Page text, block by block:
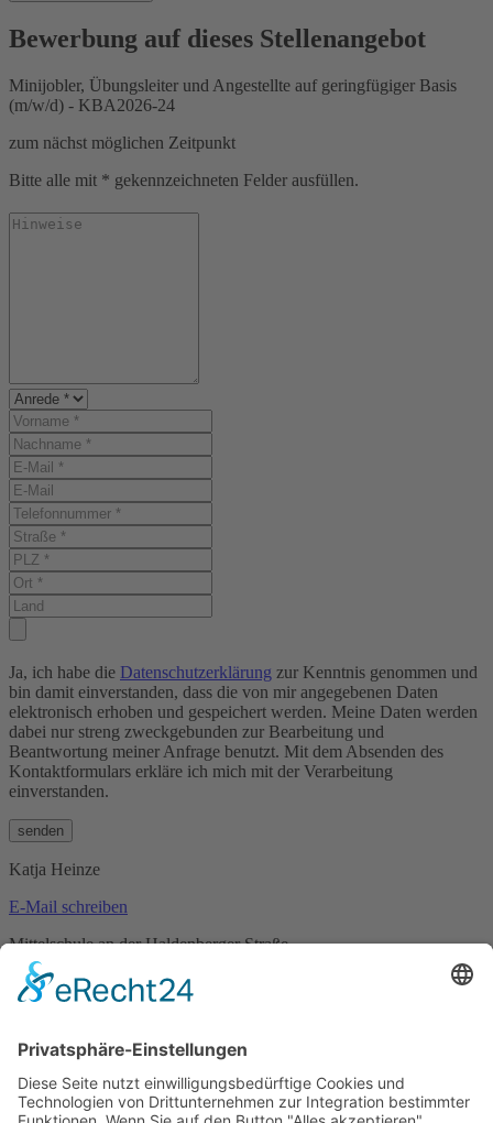
Bewerbung auf dieses Stellenangebot
Minijobler, Übungsleiter und Angestellte auf geringfügiger Basis
(m/w/d) - KBA2026-24
zum nächst möglichen Zeitpunkt
Bitte alle mit * gekennzeichneten Felder ausfüllen.
Ja, ich habe die Datenschutzerklärung zur Kenntnis genommen und
bin damit einverstanden, dass die von mir angegebenen Daten
elektronisch erhoben und gespeichert werden. Meine Daten werden
dabei nur streng zweckgebunden zur Bearbeitung und
Beantwortung meiner Anfrage benutzt. Mit dem Absenden des
Kontaktformulars erkläre ich mich mit der Verarbeitung
einverstanden.
Katja Heinze
E-Mail schreiben
Mittelschule an der Haldenberger Straße
Haldenbergerstraße 27
BildungsangeboteAlle Angebote Berufsorientierung
Berufsvorbereitung Sozialarbeit Integrationskurse Weiterbildung
Adolf-Kolping-Berufsschule
Hotels & Jugendwohnen Jugendwohnen bei Kolping